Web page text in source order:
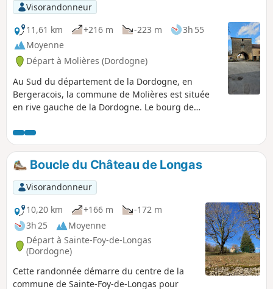
Visorandonneur
11,61 km
+216 m -223 m
3h 55
Moyenne
Départ à Molières (Dordogne)
Au Sud du département de la Dordogne, en
Bergeracois, la commune de Molières est située
en rive gauche de la Dordogne. Le bourg de
Lalinde, et autant au Sud-Ouest du Buisson-de-
Cadouin. Molières est une petite bastide
champêtre fondée en 1284 par Jean de Grailly, sur
les ordres d’Edouard Ier Roi d’Angleterre.Il est
facile de découvrir tous les caractères d’une
bastide, en flânant dans ses charmants «
Carreyrous » Molières. Bastide du
Périgord. Jumelée avec Obenheim (Bas-Rhin)
Sources : Wikipédia, Mairie de Molières sans
oublier les Amis de la Bastide de Molières.
Boucle du Château de Longas
Visorandonneur
10,20 km
+166 m
-172 m
3h 25
Moyenne
Départ à Sainte-Foy-de-Longas
(Dordogne)
Cette randonnée démarre du centre de la
commune de Sainte-Foy-de-Longas pour